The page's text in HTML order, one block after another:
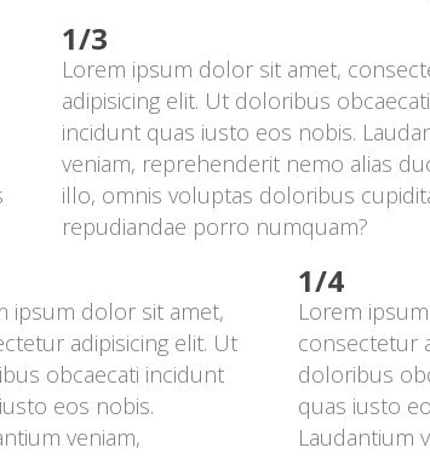
1/3
Lorem ipsum dolor sit amet,
adipisicing elit. Ut doloribus obcaecati
incidunt quas iusto eos nobis.
veniam, reprehenderit nemo alias
illo, omnis voluptas doloribus
repudiandae porro numquam?
ipsum dolor sit amet,
adipisicing elit. Ut
obcaecati incidunt
eos nobis.
veniam,
1/4
Lorem
consectetur
doloribus
quas iusto
Laudantium